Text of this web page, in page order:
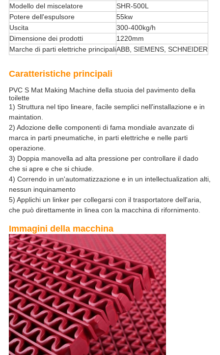
Modello del miscelatore
SHR-500L
Potere dell'espulsore
55kw
Uscita
300-400kg/h
Dimensione dei prodotti
1220mm
Marche di parti elettriche principaliABB, SIEMENS, SCHNEIDER
Caratteristiche principali
PVC S Mat Making Machine della stuoia del pavimento della
toilette
1) Struttura nel tipo lineare, facile semplici nell'installazione e in
maintation.
2) Adozione delle componenti di fama mondiale avanzate di
marca in parti pneumatiche, in parti elettriche e nelle parti
operazione.
3) Doppia manovella ad alta pressione per controllare il dado
che si apre e che si chiude.
4) Correndo in un'automatizzazione e in un intellectualization alti,
nessun inquinamento
5) Applichi un linker per collegarsi con il trasportatore dell'aria,
che può direttamente in linea con la macchina di rifornimento.
Immagini della macchina